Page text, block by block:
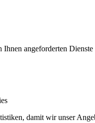
angeforderten
damit wir unser